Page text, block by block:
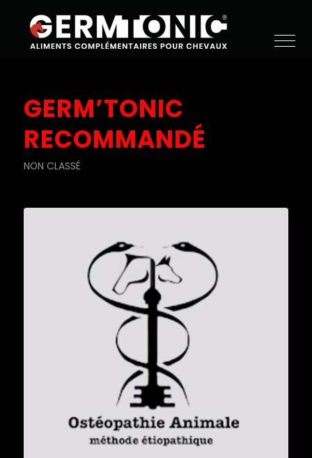
GERM’TONIC
RECOMMANDÉ
NON CLASSÉ